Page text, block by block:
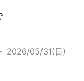
2026/05/31(日)